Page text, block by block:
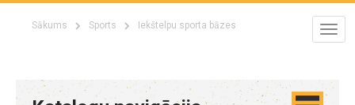
Sākums Sports Iekštelpu sporta bāzes